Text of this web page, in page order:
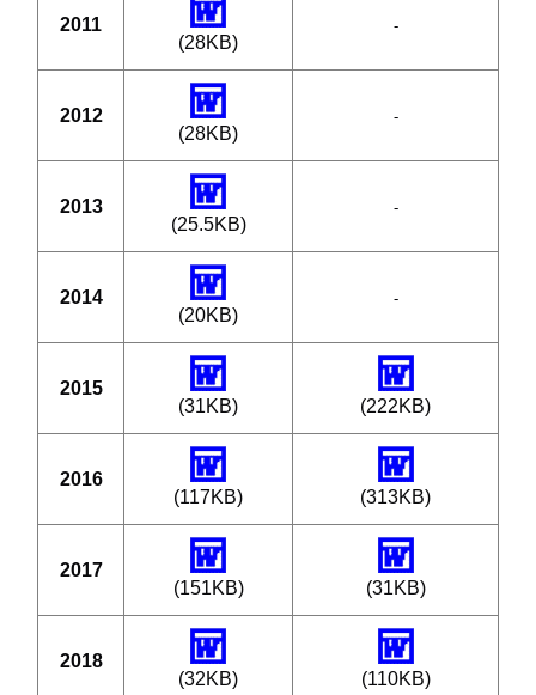
2011
(28KB)
-
2012
(28KB)
-
2013
(25.5KB)
-
2014
(20KB)
-
2015
(31KB)
(222KB)
2016
(117KB)
(313KB)
2017
(151KB)
(31KB)
2018
(32KB)
(110KB)